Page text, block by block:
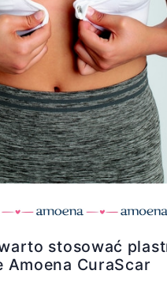
stosować
Amoena CuraScar